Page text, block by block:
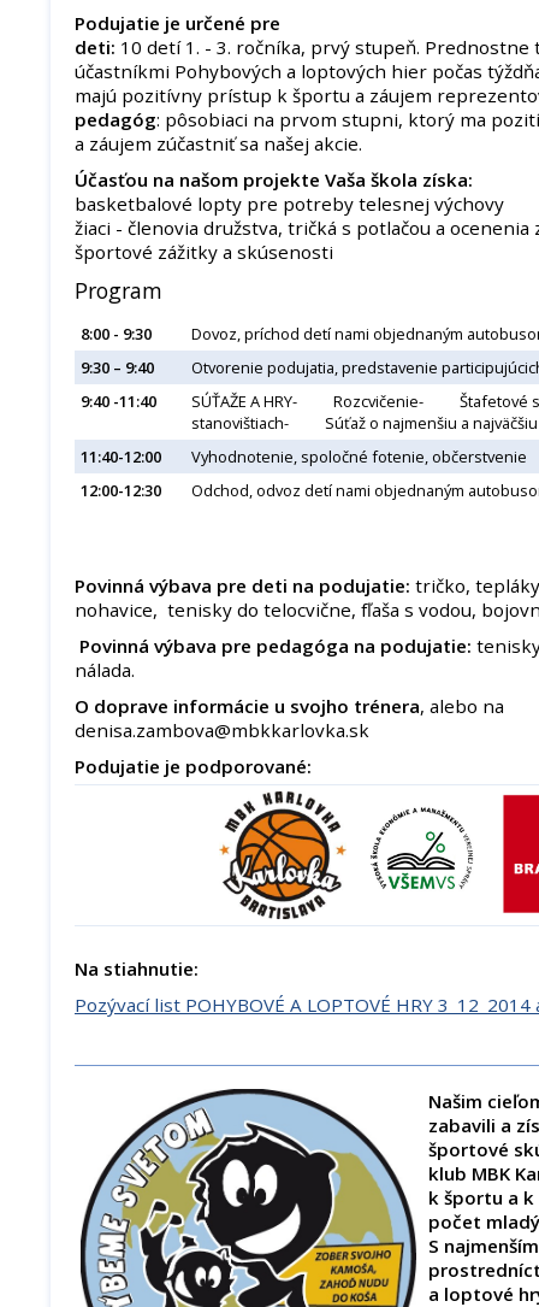
Podujatie je určené pre
deti: 10 detí 1. - 3. ročníka, prvý stupeň.
účastníkmi Pohybových a loptových hier počas
majú pozitívny prístup k športu a záujem
pedagóg: pôsobiaci na prvom stupni, ktorý ma
a záujem zúčastniť sa našej akcie.
Účasťou na našom projekte Vaša škola získa:
basketbalové lopty pre potreby telesnej výchovy
žiaci - členovia družstva, tričká s potlačou a
športové zážitky a skúsenosti
Program
8:00 - 9:30
Dovoz, príchod detí nami objednaným
9:30 – 9:40
Otvorenie podujatia, predstavenie
9:40 -11:40
SÚŤAŽE A HRY- Rozcvičenie-
stanovištiach- Súťaž o najmenšiu a
11:40-12:00
Vyhodnotenie, spoločné fotenie, občerstvenie
12:00-12:30
Odchod, odvoz detí nami objednaným
Povinná výbava pre deti na podujatie: tričko,
nohavice, tenisky do telocvične, fľaša s vodou,
Povinná výbava pre pedagóga na podujatie:
nálada.
O doprave informácie u svojho trénera, alebo na
denisa.zambova@mbkkarlovka.sk
Podujatie je podporované:
Na stiahnutie:
Pozývací list POHYBOVÉ A LOPTOVÉ HRY
Našim
zabavili a
športové
klub MBK
k športu a
počet
S
a loptové